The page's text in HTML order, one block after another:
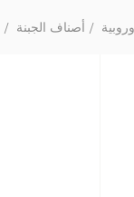
أصناف الجبنة